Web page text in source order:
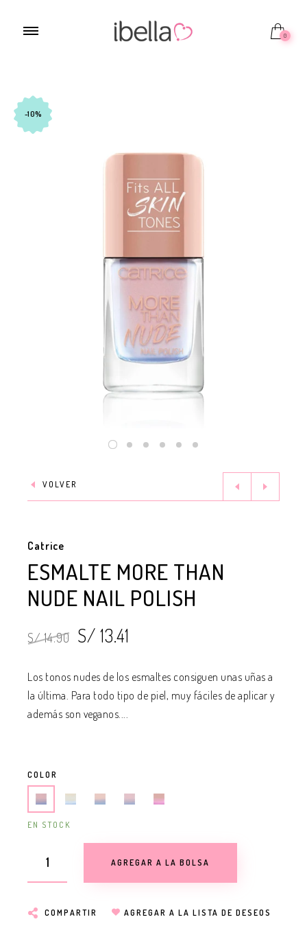
0
-10%
VOLVER
Catrice
ESMALTE MORE THAN
NUDE NAIL POLISH
S/ 14.90 S/ 13.41
Los tonos nudes de los esmaltes consiguen unas uñas a
la última. Para todo tipo de piel, muy fáciles de aplicar y
además son veganos....
COLOR
EN STOCK
AGREGAR A LA BOLSA
COMPARTIR AGREGAR A LA LISTA DE DESEOS